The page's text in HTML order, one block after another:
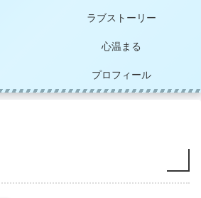
ラブストーリー
心温まる
プロフィール